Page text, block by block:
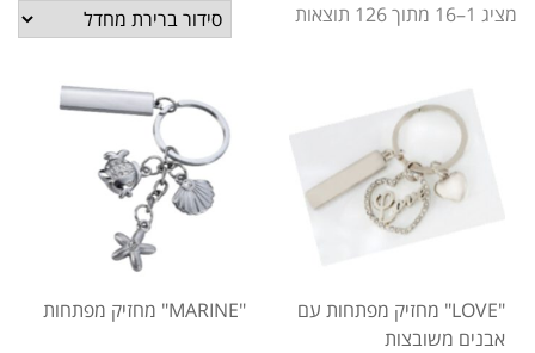
מציג 1–16 מתוך 126 תוצאות
"LOVE" מחזיק מפתחות עם
אבנים משובצות
"MARINE" מחזיק מפתחות